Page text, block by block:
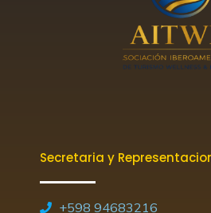
Secretaria y
+598 94683216